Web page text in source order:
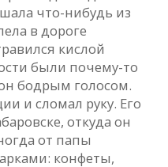
что-нибудь из
в дороге
кислой
были почему-то
бодрым голосом.
и сломал руку. Его
откуда он
от папы
конфеты,